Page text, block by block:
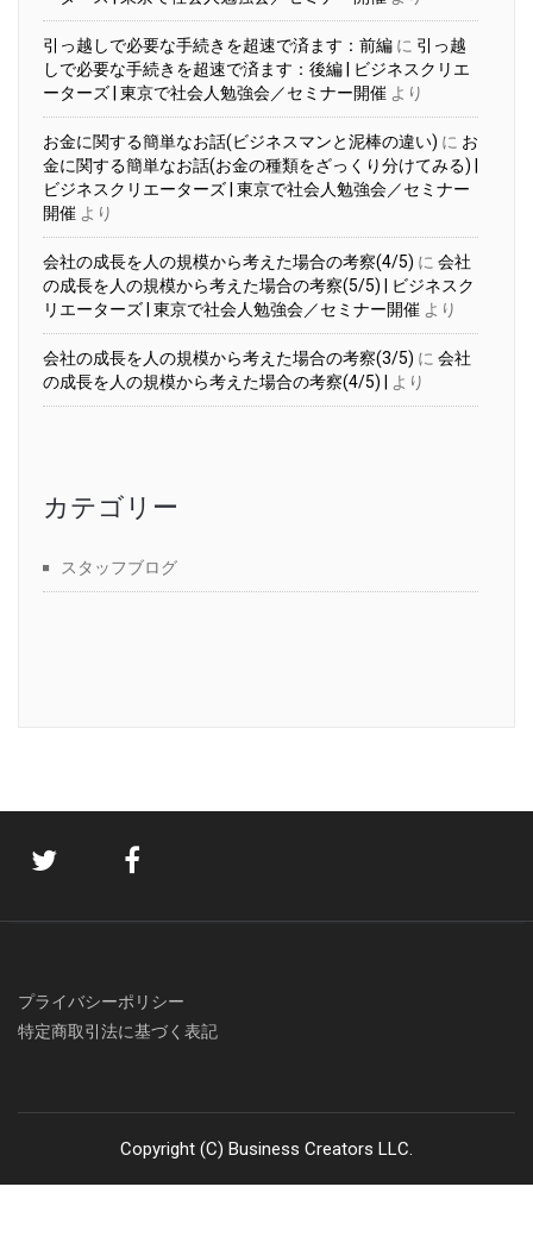
引っ越しで必要な手続きを超速で済ます：前編 に 引っ越
しで必要な手続きを超速で済ます：後編 | ビジネスクリエ
ーターズ | 東京で社会人勉強会／セミナー開催 より
お金に関する簡単なお話(ビジネスマンと泥棒の違い) に お
金に関する簡単なお話(お金の種類をざっくり分けてみる) |
ビジネスクリエーターズ | 東京で社会人勉強会／セミナー
開催 より
会社の成長を人の規模から考えた場合の考察(4/5) に 会社
の成長を人の規模から考えた場合の考察(5/5) | ビジネスク
リエーターズ | 東京で社会人勉強会／セミナー開催 より
会社の成長を人の規模から考えた場合の考察(3/5) に 会社
の成長を人の規模から考えた場合の考察(4/5) |
より
カテゴリー
スタッフブログ
プライバシーポリシー
特定商取引法に基づく表記
Copyright (C) Business Creators LLC.